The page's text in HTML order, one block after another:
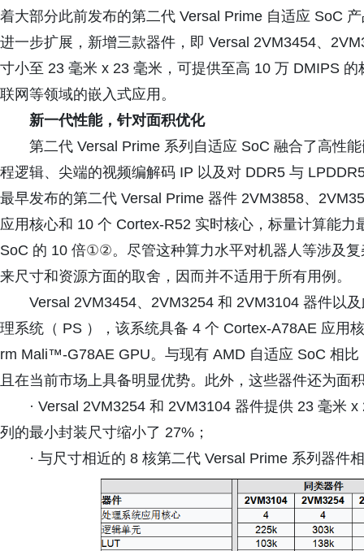
着大部分此前发布的第二代 Versal Prime 自适应 SoC
进一步扩展，新增三款器件，即 Versal 2VM3454、
寸小至 23 毫米 x 23 毫米，可提供至高 10 万 DMIPS
联网等领域的嵌入式应用。
新一代性能，针对面积优化
第二代 Versal Prime 系列自适应 SoC 融合了高性
程逻辑、尖端的视频编解码 IP 以及对 DDR5 与
最早发布的第二代 Versal Prime 器件 2VM3858、
应用核心和 10 个 Cortex-R52 实时核心，标量计算能
SoC 的 10 倍①②。尽管这种算力水平对机器人等涉及
来尺寸和资源方面的取舍，因而并不适用于所有用例。
Versal 2VM3454、2VM3254 和 2VM3104 器件以
理系统（ PS ），该系统具备 4 个 Cortex-A78AE 应用
rm Mali™-G78AE GPU。与现有 AMD 自适应 SoC 相
且在当前市场上具备明显优势。此外，这些器件还为面
· Versal 2VM3254 和 2VM3104 器件提供 23 毫米
列的最小封装尺寸缩小了 27%；
· 与尺寸相近的 8 核第二代 Versal Prime 系列器件